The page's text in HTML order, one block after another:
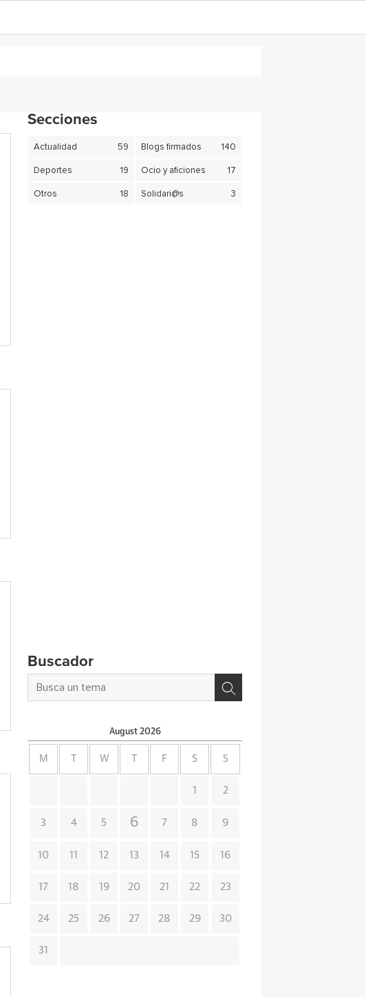
Secciones
Actualidad 59 Blogs firmados 140
Deportes 19 Ocio y aficiones 17
Otros 18 Solidari@s 3
Buscador
August 2026
M W F S S
1 2
3 4 5 6 7 8 9
10 11 12 13 14 15 16
17 18 19 20 21 22 23
24 25 26 27 28 29 30
31